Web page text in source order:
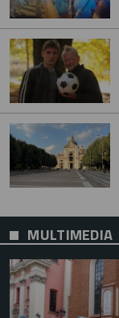
MULTIMEDIA